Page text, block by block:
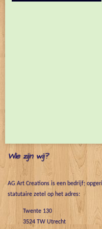
Wie zijn wij?
AG Art Creations is een bedrijf;
statutaire zetel op het adres:
Twente 130
3524 TW Utrecht